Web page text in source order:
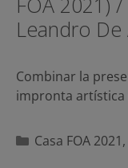
Leandro De
Combinar la
impronta
Categorías
Casa FOA 2021,